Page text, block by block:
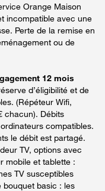
Orange Maison
incompatible avec une
Perte de la remise en
ou de
12 mois
d’éligibilité et de
(Répéteur Wifi,
chacun). Débits
compatibles.
le débit est partagé.
TV, options avec
mobile et tablette :
TV susceptibles
bouquet basic : les